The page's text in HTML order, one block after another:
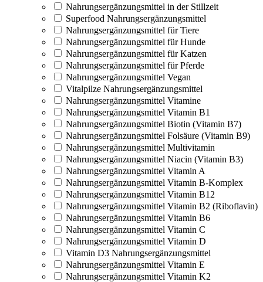
Nahrungsergänzungsmittel in der Stillzeit
Superfood Nahrungsergänzungsmittel
Nahrungsergänzungsmittel für Tiere
Nahrungsergänzungsmittel für Hunde
Nahrungsergänzungsmittel für Katzen
Nahrungsergänzungsmittel für Pferde
Nahrungsergänzungsmittel Vegan
Vitalpilze Nahrungsergänzungsmittel
Nahrungsergänzungsmittel Vitamine
Nahrungsergänzungsmittel Vitamin B1
Nahrungsergänzungsmittel Biotin (Vitamin B7)
Nahrungsergänzungsmittel Folsäure (Vitamin B9)
Nahrungsergänzungsmittel Multivitamin
Nahrungsergänzungsmittel Niacin (Vitamin B3)
Nahrungsergänzungsmittel Vitamin A
Nahrungsergänzungsmittel Vitamin B-Komplex
Nahrungsergänzungsmittel Vitamin B12
Nahrungsergänzungsmittel Vitamin B2 (Riboflavin)
Nahrungsergänzungsmittel Vitamin B6
Nahrungsergänzungsmittel Vitamin C
Nahrungsergänzungsmittel Vitamin D
Vitamin D3 Nahrungsergänzungsmittel
Nahrungsergänzungsmittel Vitamin E
Nahrungsergänzungsmittel Vitamin K2